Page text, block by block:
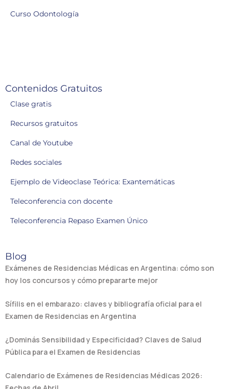
Curso Odontología
Contenidos Gratuitos
Clase gratis
Recursos gratuitos
Canal de Youtube
Redes sociales
Ejemplo de Videoclase Teórica: Exantemáticas
Teleconferencia con docente
Teleconferencia Repaso Examen Único
Blog
Exámenes de Residencias Médicas en Argentina: cómo son
hoy los concursos y cómo prepararte mejor
Sífilis en el embarazo: claves y bibliografía oficial para el
Examen de Residencias en Argentina
¿Dominás Sensibilidad y Especificidad? Claves de Salud
Pública para el Examen de Residencias
Calendario de Exámenes de Residencias Médicas 2026: